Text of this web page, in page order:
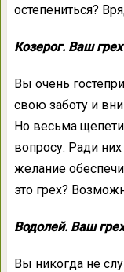
остепениться?
Козерог. Ваш
Вы очень
свою заботу и
Но весьма
вопросу. Ради
желание
это грех?
Водолей. Ваш
Вы никогда не